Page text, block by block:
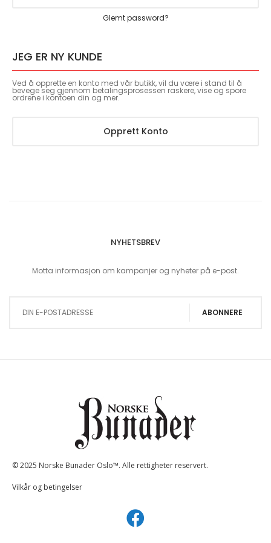
Glemt password?
JEG ER NY KUNDE
Ved å opprette en konto med vår butikk, vil du være i stand til å
bevege seg gjennom betalingsprosessen raskere, vise og spore
ordrene i kontoen din og mer.
Opprett Konto
NYHETSBREV
Motta informasjon om kampanjer og nyheter på e-post.
ABONNERE
© 2025 Norske Bunader Oslo™. Alle rettigheter reservert.
Vilkår og betingelser